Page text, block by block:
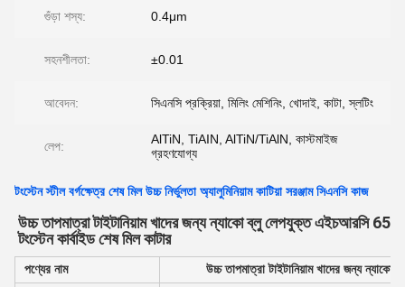
গুঁড়া শস্য: 0.4μm
সহনশীলতা: ±0.01
আবেদন: সিএনসি প্রক্রিয়া, মিলিং মেশিনিং, খোদাই, কাটা, স্লটিং
লেপ:
AlTiN, TiAIN, AlTiN/TiAlN, কাস্টমাইজ
গ্রহণযোগ্য
টংস্টেন স্টীল বর্গক্ষেত্র শেষ মিল উচ্চ নির্ভুলতা অ্যালুমিনিয়াম কাটিয়া সরঞ্জাম সিএনসি কাজ
উচ্চ তাপমাত্রা টাইটানিয়াম খাদের জন্য ন্যাকো ব্লু লেপযুক্ত এইচআরসি 65
টংস্টেন কার্বাইড শেষ মিল কাটার
পণ্যের নাম
উচ্চ তাপমাত্রা টাইটানিয়াম খাদের জন্য